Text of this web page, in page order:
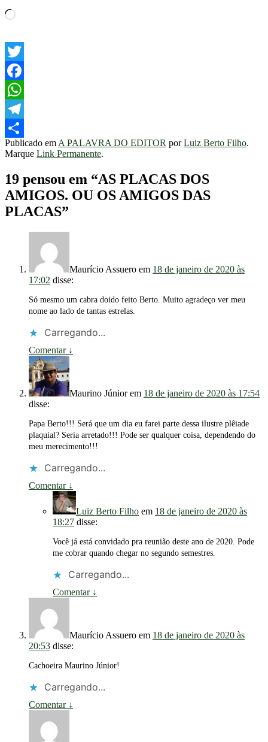
Carregando...
Twitter
Facebook
WhatsApp
Telegram
Share
Publicado em A PALAVRA DO EDITOR porLuiz Berto Filho.
Marque Link Permanente.
19 pensou em “AS PLACAS DOS
AMIGOS. OU OS AMIGOS DAS
PLACAS”
Maurício Assuero em 18 de janeiro de 2020 às
17:02 disse:
Só mesmo um cabra doido feito Berto. Muito agradeço ver meu
nome ao lado de tantas estrelas.
Carregando...
Comentar ↓
Maurino Júniorem 18 de janeiro de 2020 às 17:54
disse:
Papa Berto!!! Será que um dia eu farei parte dessa ilustre plêiade
plaquial? Seria arretado!!! Pode ser qualquer coisa, dependendo do
meu merecimento!!!
Carregando...
Comentar ↓
Luiz Berto Filho em 18 de janeiro de 2020 às
18:27 disse:
Você já está convidado pra reunião deste ano de 2020. Pode
me cobrar quando chegar no segundo semestres.
Carregando...
Comentar ↓
Maurício Assuero em 18 de janeiro de 2020 às
20:53 disse:
Cachoeira Maurino Júnior!
Carregando...
Comentar ↓